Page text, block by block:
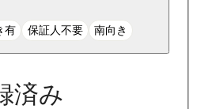
有 保証人不要 南向き
済み